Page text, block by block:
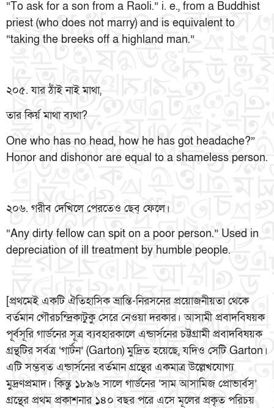
“To ask for a son from a Raoli.” i. e., from a Buddhist
priest (who does not marry) and is equivalent to
“taking the breeks off a highland man.”
২০৫. যার ঠাঁই নাই মাথা,
তার কির্য় মাথা ব্যথা?
One who has no head, how he has got headache?”
Honor and dishonor are equal to a shameless person.
২০৬. গরীব দেখিলে পেরতেও ছেব্ ফেলে।
“Any dirty fellow can spit on a poor person.” Used in
depreciation of ill treatment by humble people.
[প্রথমেই একটি ঐতিহাসিক ভ্রান্তি-নিরসনের প্রয়োজনীয়তা থেকে
বর্তমান গৌরচন্দ্রিকাটুকু সেরে নেওয়া দরকার। আসামী প্রবাদবিষয়ক
পূর্বসূরি গার্ডনের সূত্র ব্যবহারকালে এন্ডার্সনের চট্টগ্রামী প্রবাদবিষয়ক
গ্রন্থটির সর্বত্র ‘গার্টন’ (Garton) মুদ্রিত হয়েছে, যদিও সেটি Garton।
এটি সম্ভবত এন্ডার্সনের বর্তমান গ্রন্থের একমাত্র উল্লেখযোগ্য
মুদ্রণপ্রমাদ। কিন্তু ১৮৯৬ সালে গার্ডনের ‘সাম আসামিজ প্রোভার্বস্’
গ্রন্থের প্রথম প্রকাশনার ১৪০ বছর পরে এসে মূলের প্রকৃত পরিচয়